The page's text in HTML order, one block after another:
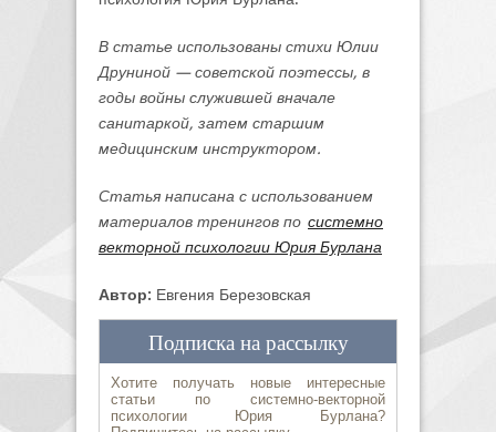
В статье использованы стихи Юлии
Друниной — советской поэтессы, в
годы войны служившей вначале
санитаркой, затем старшим
медицинским инструктором.
Статья написана с использованием
материалов тренингов по системно
векторной психологии Юрия Бурлана
Автор: Евгения Березовская